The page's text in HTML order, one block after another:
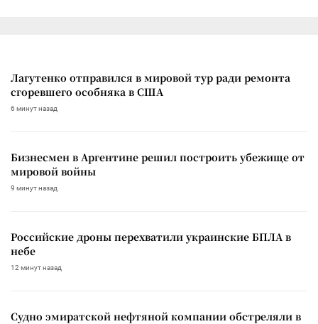
Лагутенко отправился в мировой тур ради ремонта
сгоревшего особняка в США
6 минут назад
Бизнесмен в Аргентине решил построить убежище от
мировой войны
9 минут назад
Российские дроны перехватили украинские БПЛА в
небе
12 минут назад
Судно эмиратской нефтяной компании обстреляли в